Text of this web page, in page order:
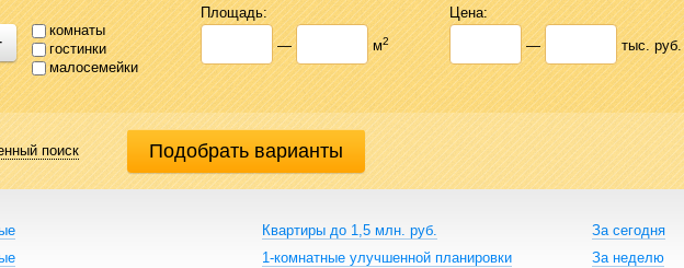
комнаты
гостинки
малосемейки
Площадь:
—
м2
Цена:
—
тыс. руб.
поиск
Квартиры до 1,5 млн. руб.
1-комнатные улучшенной планировки
За сегодня
За неделю